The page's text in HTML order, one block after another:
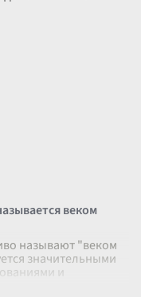
веком
называют "веком
значительными
и